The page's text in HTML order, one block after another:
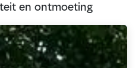
en ontmoeting